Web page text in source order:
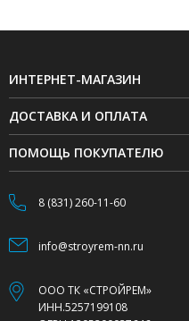
ИНТЕРНЕТ-МАГАЗИН
ДОСТАВКА И ОПЛАТА
ПОМОЩЬ ПОКУПАТЕЛЮ
8 (831) 260-11-60
info@stroyrem-nn.ru
ООО ТК «СТРОЙРЕМ»
ИНН.5257199108